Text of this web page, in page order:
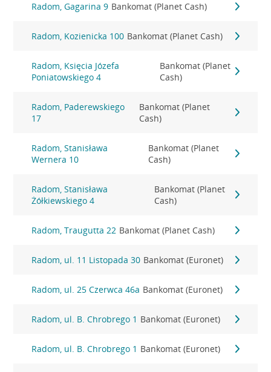
Radom, Gagarina 9 Bankomat (Planet Cash)
Radom, Kozienicka 100 Bankomat (Planet Cash)
Radom, Księcia Józefa
Poniatowskiego 4
Bankomat (Planet
Cash)
Radom, Paderewskiego
17
Bankomat (Planet
Cash)
Radom, Stanisława
Wernera 10
Bankomat (Planet
Cash)
Radom, Stanisława
Żółkiewskiego 4
Bankomat (Planet
Cash)
Radom, Traugutta 22 Bankomat (Planet Cash)
Radom, ul. 11 Listopada 30 Bankomat (Euronet)
Radom, ul. 25 Czerwca 46a Bankomat (Euronet)
Radom, ul. B. Chrobrego 1 Bankomat (Euronet)
Radom, ul. B. Chrobrego 1 Bankomat (Euronet)